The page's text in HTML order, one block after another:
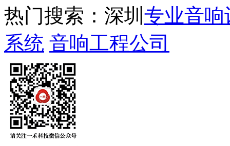
热门搜索：深圳 专业音响
系统 音响工程公司